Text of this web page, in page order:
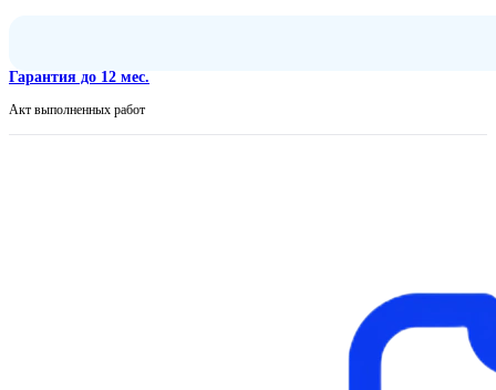
Гарантия до 12 мес.
Акт выполненных работ